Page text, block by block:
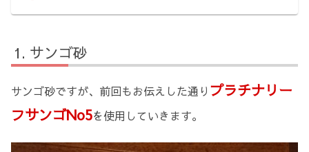
サンゴ砂
サンゴ砂ですが、前回もお伝えした通り プラチナリー
フサンゴNo5を使用していきます。